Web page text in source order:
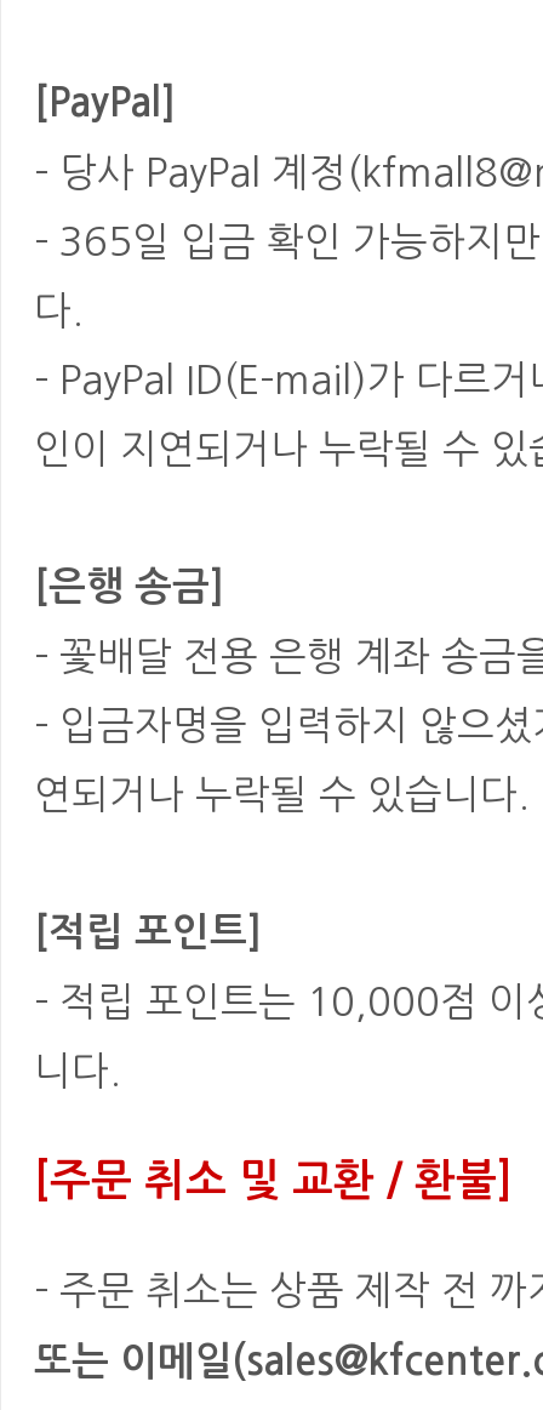
[PayPal]
- 당사 PayPal 계정
- 365일 입금 확인 가능하지
다.
- PayPal ID(E-mail)가 다르
인이 지연되거나 누락될 수 있
[은행 송금]
- 꽃배달 전용 은행 계좌 송금
- 입금자명을 입력하지 않으
연되거나 누락될 수 있습니다.
[적립 포인트]
- 적립 포인트는 10,000점 이
니다.
[주문 취소 및 교환 / 환불]
- 주문 취소는 상품 제작 전
또는 이메일